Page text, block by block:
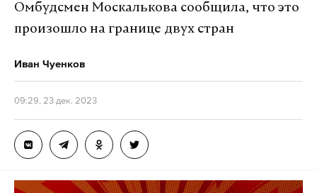
Омбудсмен Москалькова сообщила, что это
произошло на границе двух стран
Иван Чуенков
09:29, 23 дек. 2023